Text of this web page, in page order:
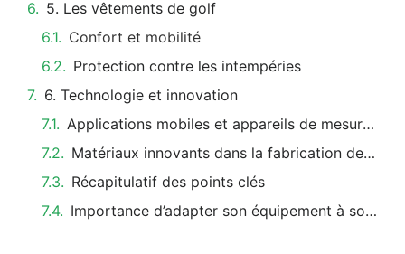
5. Les vêtements de golf
Confort et mobilité
Protection contre les intempéries
6. Technologie et innovation
Applications mobiles et appareils de mesure de performance
Matériaux innovants dans la fabrication de l’équipement
Récapitulatif des points clés
Importance d’adapter son équipement à son jeu et à ses besoins spécifiques